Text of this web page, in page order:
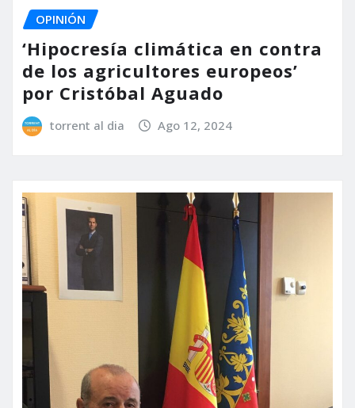
OPINIÓN
‘Hipocresía climática en contra
de los agricultores europeos’
por Cristóbal Aguado
torrent al dia Ago 12, 2024